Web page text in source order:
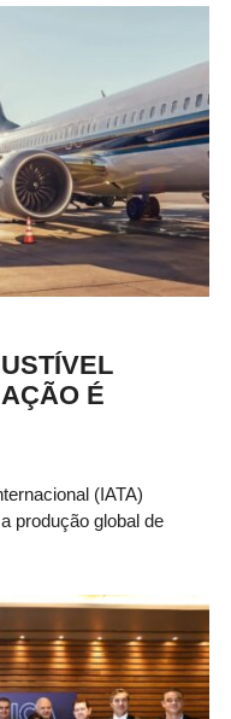
É
(IATA)
produção global de